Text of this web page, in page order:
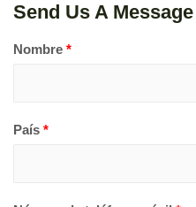
Send Us A Message
Nombre *
País *